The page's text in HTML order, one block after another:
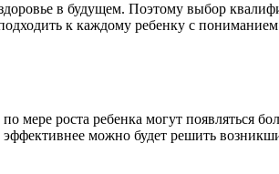
в будущем. Поэтому выбор
к каждому ребенку с
мере роста ребенка могут появляться
можно будет решить